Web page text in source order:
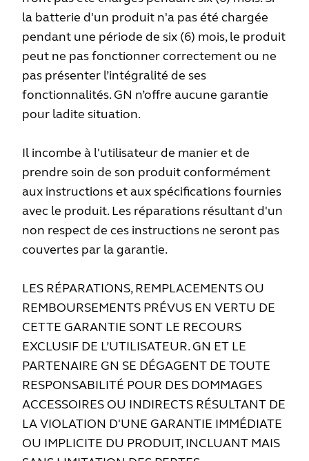
la batterie d'un produit n'a pas été chargée
pendant une période de six (6) mois, le produit
peut ne pas fonctionner correctement ou ne
pas présenter l’intégralité de ses
fonctionnalités. GN n’offre aucune garantie
pour ladite situation.
Il incombe à l'utilisateur de manier et de
prendre soin de son produit conformément
aux instructions et aux spécifications fournies
avec le produit. Les réparations résultant d'un
non respect de ces instructions ne seront pas
couvertes par la garantie.
LES RÉPARATIONS, REMPLACEMENTS OU
REMBOURSEMENTS PRÉVUS EN VERTU DE
CETTE GARANTIE SONT LE RECOURS
EXCLUSIF DE L’UTILISATEUR. GN ET LE
PARTENAIRE GN SE DÉGAGENT DE TOUTE
RESPONSABILITÉ POUR DES DOMMAGES
ACCESSOIRES OU INDIRECTS RÉSULTANT DE
LA VIOLATION D'UNE GARANTIE IMMÉDIATE
OU IMPLICITE DU PRODUIT, INCLUANT MAIS